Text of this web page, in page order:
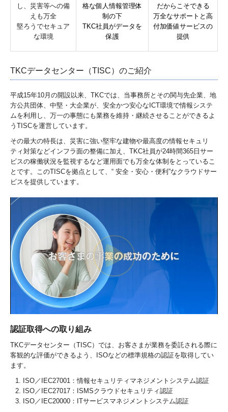
し、災害等への備
えも万全
堅ろうでセキュア
な環境
格な個人情報管理体
制の下
TKC社員がデータを
保護
だからこそできる
万全なサポートと高
付加価値サービスの
提供
TKCデータセンター（TISC）のご紹介
平成15年10月の開設以来、TKCでは、当事務所とその関与先企業、地
方公共団体、中堅・大企業が、安全かつ安心なICT環境で情報システ
ムを利用し、万一の事態にも業務を維持・継続させることができるよ
うTISCを運営しています。
その最大の特長は、災害に強い堅牢な建物や最高度の情報セキュリ
ティ対策などインフラ面の整備に加え、TKC社員が24時間365日サー
ビスの稼働状況を監視するなど運用面でも万全な体制をとっているこ
とです。このTISCを拠点として、“ 安全・安心・便利”なクラウドサー
ビスを提供しています。
認証取得への取り組み
TKCデータセンター（TISC）では、お客さまが業務を委託される際に
客観的な評価ができるよう、ISOなどの標準規格の認証を取得してい
ます。
ISO／IEC27001：情報セキュリティマネジメントシステム認証
ISO／IEC27017：ISMSクラウドセキュリティ認証
ISO／IEC20000：ITサービスマネジメントシステム認証